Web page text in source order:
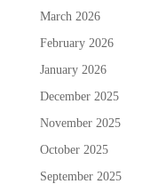
March 2026
February 2026
January 2026
December 2025
November 2025
October 2025
September 2025